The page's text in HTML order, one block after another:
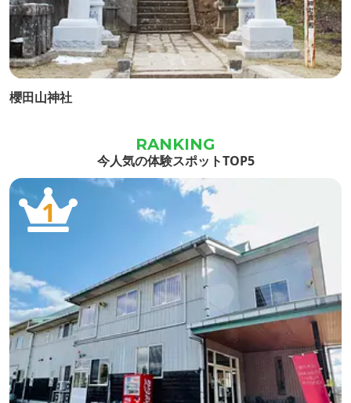
櫻田山神社
今人気の体験スポットTOP5
1